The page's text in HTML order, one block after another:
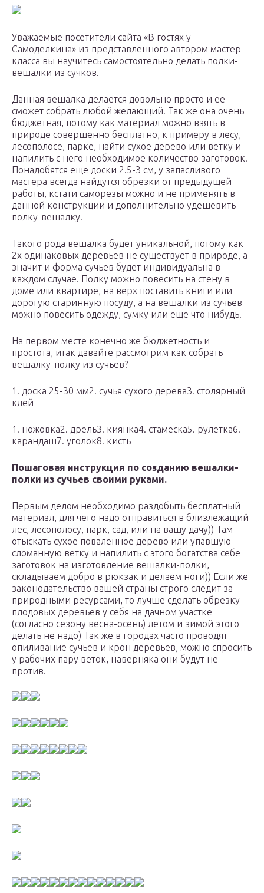
Уважаемые посетители сайта «В гостях у
Самоделкина» из представленного автором мастер-
класса вы научитесь самостоятельно делать полки-
вешалки из сучков.
Данная вешалка делается довольно просто и ее
сможет собрать любой желающий. Так же она очень
бюджетная, потому как материал можно взять в
природе совершенно бесплатно, к примеру в лесу,
лесополосе, парке, найти сухое дерево или ветку и
напилить с него необходимое количество заготовок.
Понадобятся еще доски 2.5-3 см, у запасливого
мастера всегда найдутся обрезки от предыдущей
работы, кстати саморезы можно и не применять в
данной конструкции и дополнительно удешевить
полку-вешалку.
Такого рода вешалка будет уникальной, потому как
2х одинаковых деревьев не существует в природе, а
значит и форма сучьев будет индивидуальна в
каждом случае. Полку можно повесить на стену в
доме или квартире, на верх поставить книги или
дорогую старинную посуду, а на вешалки из сучьев
можно повесить одежду, сумку или еще что нибудь.
На первом месте конечно же бюджетность и
простота, итак давайте рассмотрим как собрать
вешалку-полку из сучьев?
1. доска 25-30 мм2. сучья сухого дерева3. столярный
клей
1. ножовка2. дрель3. киянка4. стамеска5. рулетка6.
карандаш7. уголок8. кисть
Пошаговая инструкция по созданию вешалки-
полки из сучьев своими руками.
Первым делом необходимо раздобыть бесплатный
материал, для чего надо отправиться в близлежащий
лес, лесополосу, парк, сад, или на вашу дачу)) Там
отыскать сухое поваленное дерево или упавшую
сломанную ветку и напилить с этого богатства себе
заготовок на изготовление вешалки-полки,
складываем добро в рюкзак и делаем ноги)) Если же
законодательство вашей страны строго следит за
природными ресурсами, то лучше сделать обрезку
плодовых деревьев у себя на дачном участке
(согласно сезону весна-осень) летом и зимой этого
делать не надо) Так же в городах часто проводят
опиливание сучьев и крон деревьев, можно спросить
у рабочих пару веток, наверняка они будут не
против.